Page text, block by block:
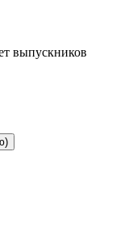
выпускников